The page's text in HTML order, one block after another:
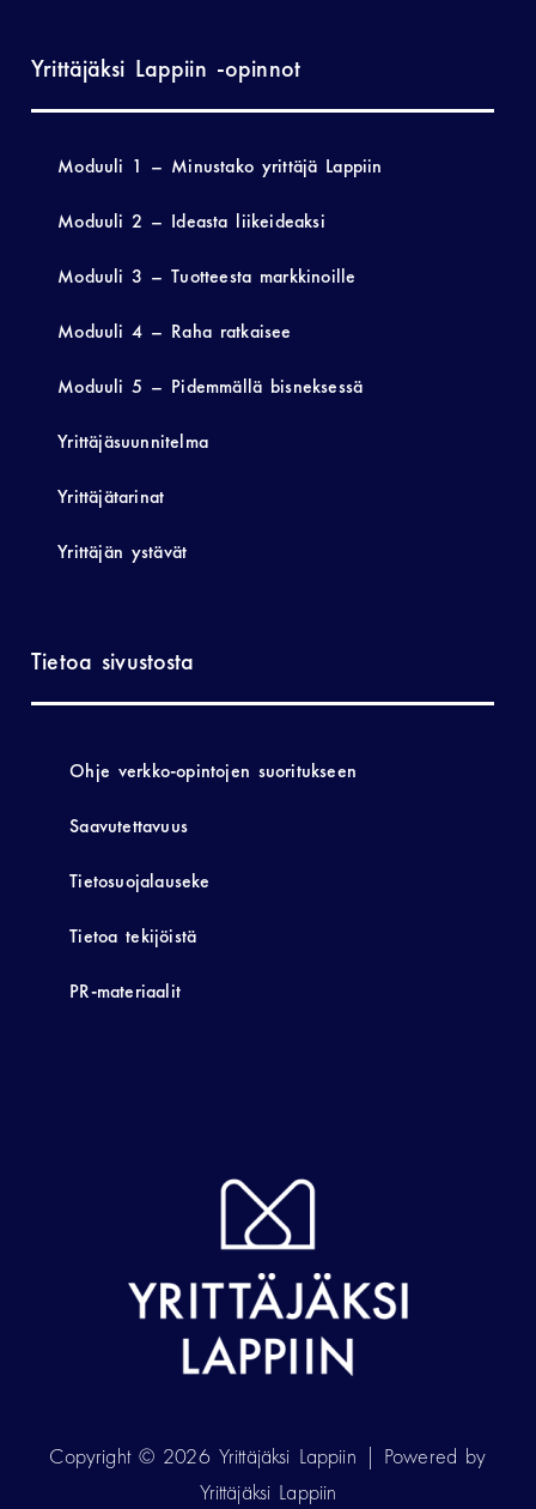
Yrittäjäksi Lappiin -opinnot
Moduuli 1 – Minustako yrittäjä Lappiin
Moduuli 2 – Ideasta liikeideaksi
Moduuli 3 – Tuotteesta markkinoille
Moduuli 4 – Raha ratkaisee
Moduuli 5 – Pidemmällä bisneksessä
Yrittäjäsuunnitelma
Yrittäjätarinat
Yrittäjän ystävät
Tietoa sivustosta
Ohje verkko-opintojen suoritukseen
Saavutettavuus
Tietosuojalauseke
Tietoa tekijöistä
PR-materiaalit
Copyright © 2026 Yrittäjäksi Lappiin | Powered by
Yrittäjäksi Lappiin